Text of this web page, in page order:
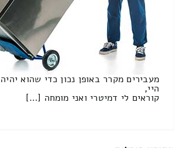
מעבירים מקרר באופן נכון כדי שהוא
היי,
קוראים לי דמיטרי ואני מומחה […]